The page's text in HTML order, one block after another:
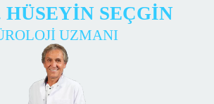
HÜSEYİN SEÇGİN
UZMANI